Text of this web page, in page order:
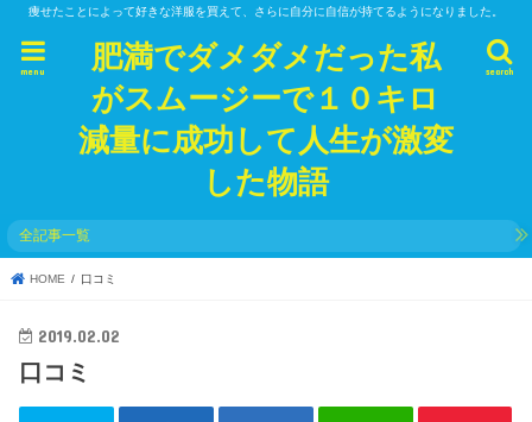
痩せたことによって好きな洋服を買えて、さらに自分に自信が持てるようになりました。
肥満でダメダメだった私
がスムージーで１０キロ
減量に成功して人生が激変
した物語
search
menu
全記事一覧
HOME 口コミ
2019.02.02
口コミ